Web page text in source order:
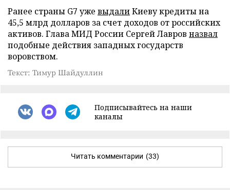
Ранее страны G7 уже выдалиКиеву кредиты на
45,5 млрд долларов за счет доходов от российских
активов. Глава МИД России Сергей Лавров назвал
подобные действия западных государств
воровством.
Текст: Тимур Шайдуллин
Подписывайтесь на наши
каналы
Читать комментарии (33)